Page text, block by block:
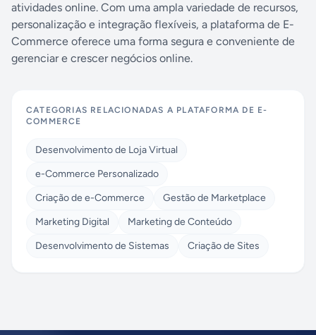
atividades online. Com uma ampla variedade de recursos,
personalização e integração flexíveis, a plataforma de E-
Commerce oferece uma forma segura e conveniente de
gerenciar e crescer negócios online.
CATEGORIAS RELACIONADAS A PLATAFORMA DE E-
COMMERCE
Desenvolvimento de Loja Virtual
e-Commerce Personalizado
Criação de e-Commerce
Gestão de Marketplace
Marketing Digital
Marketing de Conteúdo
Desenvolvimento de Sistemas
Criação de Sites